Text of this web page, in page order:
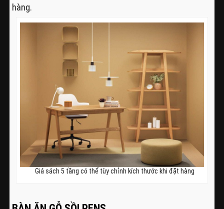
hàng.
Giá sách 5 tầng có thể tùy chỉnh kích thước khi đặt hàng